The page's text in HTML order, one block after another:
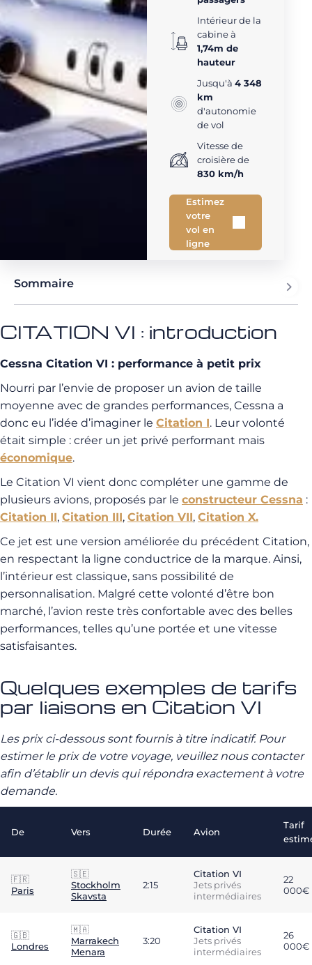
Intérieur de la
cabine à
1,74m de
hauteur
Jusqu'à 4 348
km
d'autonomie
de vol
Vitesse de
croisière de
830 km/h
Estimez
votre
vol en
ligne
Sommaire
CITATION VI : introduction
Cessna Citation VI : performance à petit prix
Nourri par l’envie de proposer un avion de taille
moyenne avec de grandes performances, Cessna a
donc eu l’idée d’imaginer le Citation I. Leur volonté
était simple : créer un jet privé performant mais
économique.
Le Citation VI vient donc compléter une gamme de
plusieurs avions, proposés par le constructeur Cessna :
Citation II, Citation III, Citation VII, Citation X.
Ce jet est une version améliorée du précédent Citation,
en respectant la ligne conductrice de la marque. Ainsi,
l’intérieur est classique, sans possibilité de
personnalisation. Malgré cette volonté d’être bon
marché, l’avion reste très confortable avec des belles
performances, telles qu’une portée et une vitesse
satisfaisantes.
Quelques exemples de tarifs
par liaisons en Citation VI
Les prix ci-dessous sont fournis à titre indicatif. Pour
estimer le prix de votre voyage, veuillez nous contacter
afin d’établir un devis qui répondra exactement à votre
demande.
De Vers Durée Avion
Tarif
🇫🇷
Paris
🇸🇪
Stockholm
Skavsta
2:15
Citation VI
Jets privés
intermédiaires
22
000€
🇬🇧
Londres
🇲🇦
Marrakech
Menara
3:20
Citation VI
Jets privés
intermédiaires
26
000€